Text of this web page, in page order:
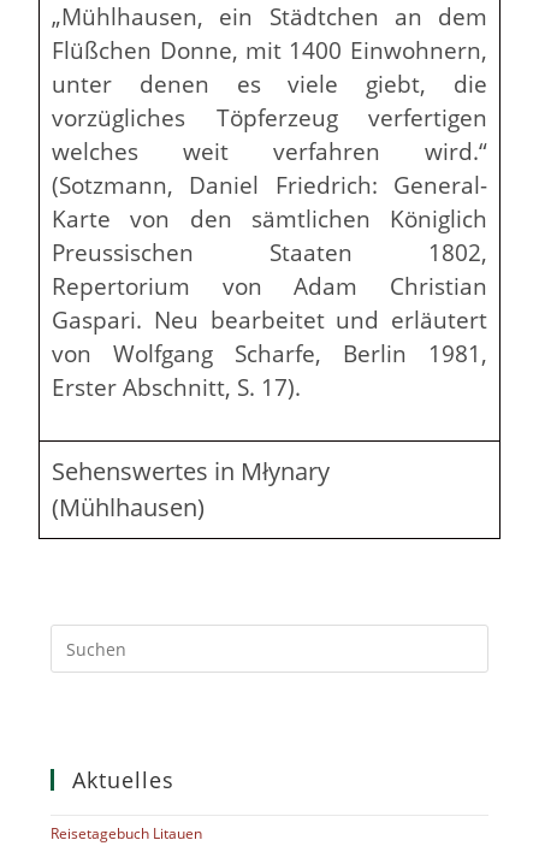
„Mühlhausen, ein Städtchen an dem
Flüßchen Donne, mit 1400 Einwohnern,
unter denen es viele giebt, die
vorzügliches Töpferzeug verfertigen
welches weit verfahren wird.“
(Sotzmann, Daniel Friedrich: General-
Karte von den sämtlichen Königlich
Preussischen Staaten 1802,
Repertorium von Adam Christian
Gaspari. Neu bearbeitet und erläutert
von Wolfgang Scharfe, Berlin 1981,
Erster Abschnitt, S. 17).
Sehenswertes in Młynary
(Mühlhausen)
Aktuelles
Reisetagebuch Litauen